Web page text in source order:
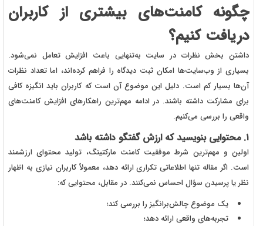
چگونه کامنت‌های بیشتری از کاربران
دریافت کنیم؟
داشتن بخش نظرات در سایت به‌تنهایی باعث افزایش تعامل نمی‌شود.
بسیاری از وب‌سایت‌ها امکان ثبت دیدگاه را فراهم کرده‌اند، اما تعداد نظرات
آن‌ها بسیار کم است. دلیل این موضوع آن است که کاربران باید انگیزه کافی
برای مشارکت داشته باشند. در ادامه مهم‌ترین راهکارهای افزایش کامنت‌های
واقعی را بررسی می‌کنیم.
۱. محتوایی بنویسید که ارزش گفتگو داشته باشد
اولین و مهم‌ترین شرط موفقیت کامنت مارکتینگ، تولید محتوای ارزشمند
است. اگر مقاله تنها اطلاعاتی تکراری ارائه دهد، معمولاً کاربران نیازی به اظهار
نظر یا پرسیدن سؤال احساس نمی‌کنند. در مقابل، محتوایی که:
یک موضوع چالش‌برانگیز را بررسی کند؛
تجربه‌های واقعی ارائه دهد؛